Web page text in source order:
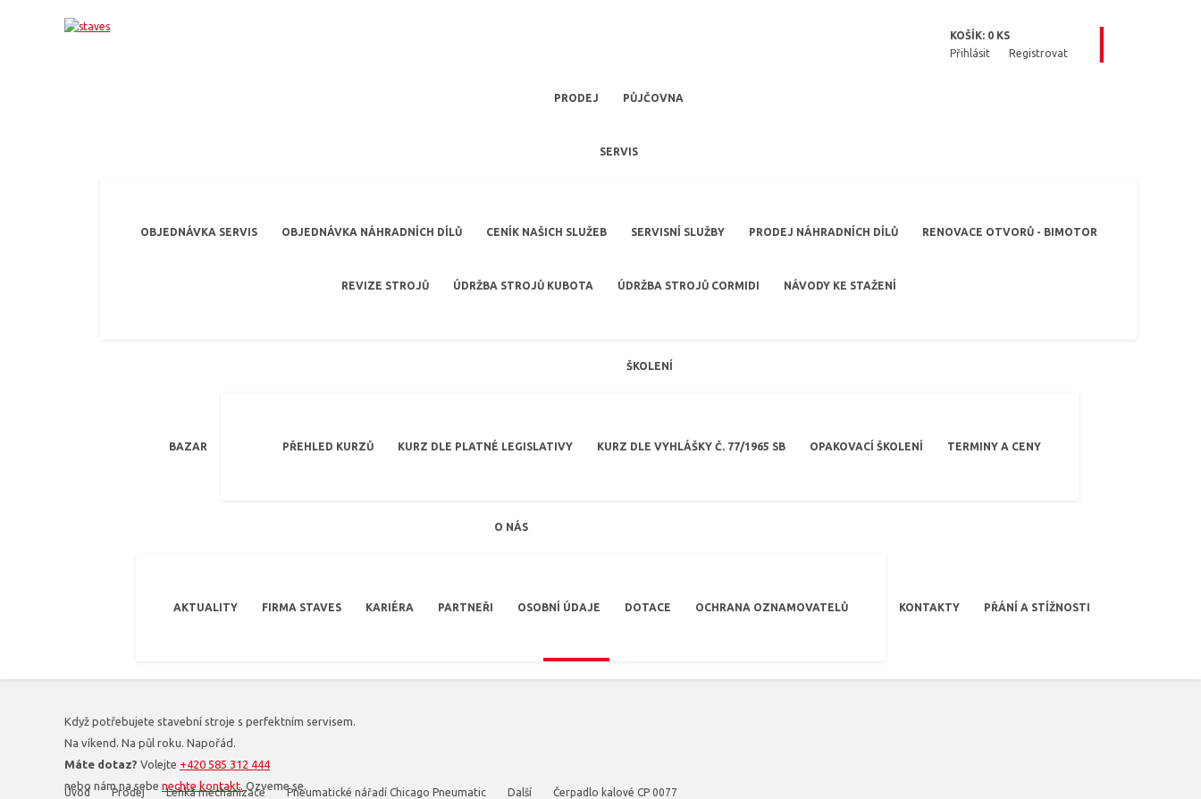
KOŠÍK: 0 KS
Přihlásit
Registrovat
PRODEJ PŮJČOVNA
SERVIS
OBJEDNÁVKA SERVIS OBJEDNÁVKA NÁHRADNÍCH DÍLŮ CENÍK NAŠICH SLUŽEB SERVISNÍ SLUŽBY PRODEJ NÁHRADNÍCH DÍLŮ RENOVACE OTVORŮ - BIMOTOR
REVIZE STROJŮ ÚDRŽBA STROJŮ KUBOTA ÚDRŽBA STROJŮ CORMIDI NÁVODY KE STAŽENÍ
BAZAR
ŠKOLENÍ
PŘEHLED KURZŮ KURZ DLE PLATNÉ LEGISLATIVY KURZ DLE VYHLÁŠKY Č. 77/1965 SB OPAKOVACÍ ŠKOLENÍ TERMINY A CENY
O NÁS
AKTUALITY FIRMA STAVES KARIÉRA PARTNEŘI OSOBNÍ ÚDAJE DOTACE OCHRANA OZNAMOVATELŮ KONTAKTY PŘÁNÍ A STÍŽNOSTI
Když potřebujete stavební stroje s perfektním servisem.
Na víkend. Na půl roku. Napořád.
Máte dotaz? Volejte +420 585 312 444
nebo nám na sebe nechte kontakt. Ozveme se.
Úvod Prodej Lehká mechanizace Pneumatické nářadí Chicago Pneumatic Další Čerpadlo kalové CP 0077